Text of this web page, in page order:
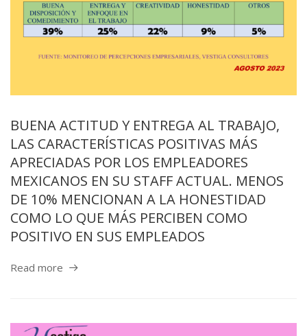
BUENA ACTITUD Y ENTREGA AL TRABAJO,
LAS CARACTERÍSTICAS POSITIVAS MÁS
APRECIADAS POR LOS EMPLEADORES
MEXICANOS EN SU STAFF ACTUAL. MENOS
DE 10% MENCIONAN A LA HONESTIDAD
COMO LO QUE MÁS PERCIBEN COMO
POSITIVO EN SUS EMPLEADOS
Read more